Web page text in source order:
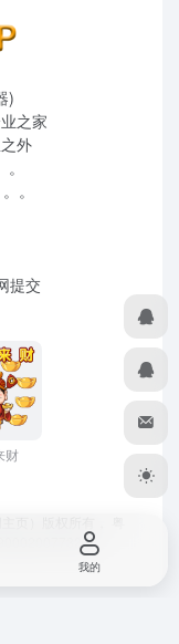
)
之家
外
。
提交
财
号
我的